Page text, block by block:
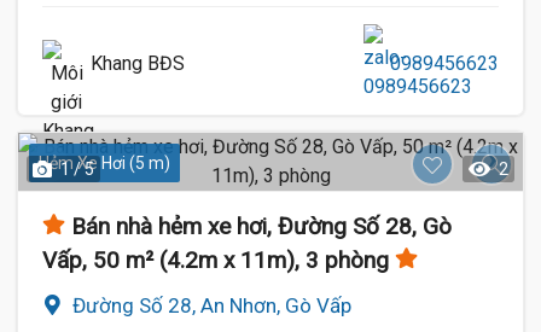
Khang BĐS 0989456623
Hẻm Xe Hơi (5 m)
1 / 5 2
Bán nhà hẻm xe hơi, Đường Số 28, Gò
Vấp, 50 m² (4.2m x 11m), 3 phòng
Đường Số 28, An Nhơn, Gò Vấp